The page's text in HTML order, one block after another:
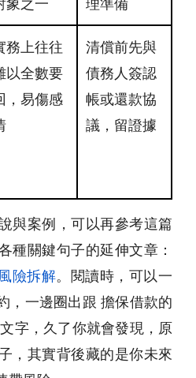
象之一
理準備
務上往往
以全數要
，易傷感
清償前先與
債務人簽認
帳或還款協
議，留證據
與案例，可以再參考這篇
種關鍵句子的延伸文章：
險拆解。閱讀時，可以一
，一邊圈出跟 擔保借款的
字，久了你就會發現，原
，其實背後藏的是你未來